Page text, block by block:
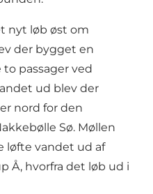
nyt løb øst om
der bygget en
passager ved
ud blev der
nord for den
Sø. Møllen
løfte vandet ud af
Å, hvorfra det løb ud i